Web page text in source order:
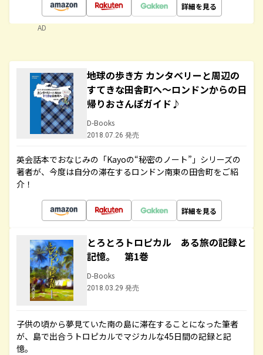
詳細を見る
AD
地球の歩き方 カンタベリーと周辺の
すてきな田舎町へ～ロンドンからの日
帰りおさんぽガイド♪
D-Books
2018.07.26 発売
英会話本でおなじみの「Kayoの“秘密のノート”」シリーズの
著者が、今度は自分の滞在するロンドン南東の田舎町をご紹
介！
詳細を見る
とろとろトロピカル ある旅の記録と
記憶。 第1巻
D-Books
2018.03.29 発売
子供の頃から夢見ていた南の島に滞在することになった筆者
が、島で出合うトロピカルでマジカルな45日間の記録と記
憶。